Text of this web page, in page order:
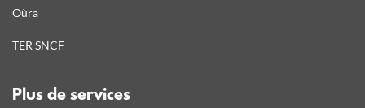
Oùra
TER SNCF
Plus de services